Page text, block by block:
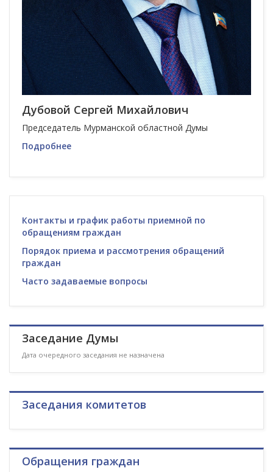
Дубовой Сергей Михайлович
Председатель Мурманской областной Думы
Подробнее
Контакты и график работы приемной по
обращениям граждан
Порядок приема и рассмотрения обращений
граждан
Часто задаваемые вопросы
Заседание Думы
Дата очередного заседания не назначена
Заседания комитетов
Обращения граждан